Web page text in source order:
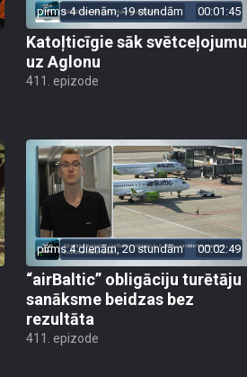
pirms 4 dienām, 19 stundām 00:01:45
Katoļticīgie sāk svētceļojumu
uz Aglonu
411. epizode
pirms 4 dienām, 20 stundām 00:02:49
“airBaltic” obligāciju turētāju
sanāksme beidzas bez
rezultāta
411. epizode